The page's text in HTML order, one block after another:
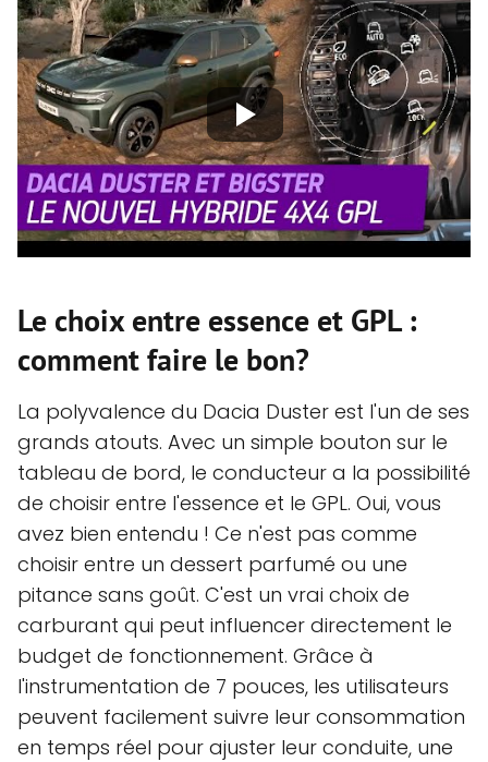
Le choix entre essence et GPL :
comment faire le bon?
La polyvalence du Dacia Duster est l'un de ses
grands atouts. Avec un simple bouton sur le
tableau de bord, le conducteur a la possibilité
de choisir entre l'essence et le GPL. Oui, vous
avez bien entendu ! Ce n'est pas comme
choisir entre un dessert parfumé ou une
pitance sans goût. C'est un vrai choix de
carburant qui peut influencer directement le
budget de fonctionnement. Grâce à
l'instrumentation de 7 pouces, les utilisateurs
peuvent facilement suivre leur consommation
en temps réel pour ajuster leur conduite, une